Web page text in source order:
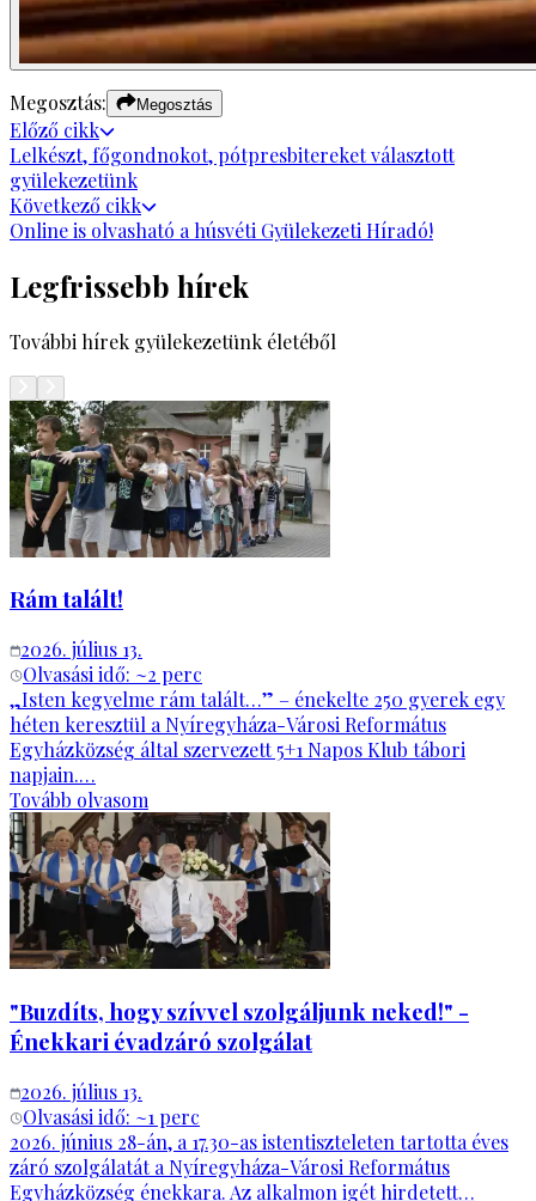
Megosztás: Megosztás
Előző cikk
Lelkészt, főgondnokot, pótpresbitereket választott
gyülekezetünk
Következő cikk
Online is olvasható a húsvéti Gyülekezeti Híradó!
Legfrissebb hírek
További hírek gyülekezetünk életéből
Rám talált!
2026. július 13.
Olvasási idő: ~2 perc
„Isten kegyelme rám talált…” – énekelte 250 gyerek egy
héten keresztül a Nyíregyháza-Városi Református
Egyházközség által szervezett 5+1 Napos Klub tábori
napjain.…
Tovább olvasom
"Buzdíts, hogy szívvel szolgáljunk neked!" -
Énekkari évadzáró szolgálat
2026. július 13.
Olvasási idő: ~1 perc
2026. június 28-án, a 17.30-as istentiszteleten tartotta éves
záró szolgálatát a Nyíregyháza-Városi Református
Egyházközség énekkara. Az alkalmon igét hirdetett…